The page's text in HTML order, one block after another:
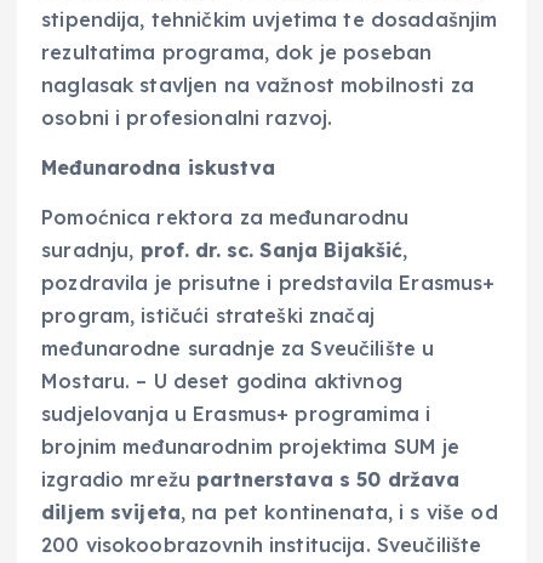
stipendija, tehničkim uvjetima te dosadašnjim
rezultatima programa, dok je poseban
naglasak stavljen na važnost mobilnosti za
osobni i profesionalni razvoj.
Međunarodna iskustva
Pomoćnica rektora za međunarodnu
suradnju, prof. dr. sc. Sanja Bijakšić,
pozdravila je prisutne i predstavila Erasmus+
program, ističući strateški značaj
međunarodne suradnje za Sveučilište u
Mostaru. – U deset godina aktivnog
sudjelovanja u Erasmus+ programima i
brojnim međunarodnim projektima SUM je
izgradio mrežu partnerstava s 50 država
diljem svijeta, na pet kontinenata, i s više od
200 visokoobrazovnih institucija. Sveučilište